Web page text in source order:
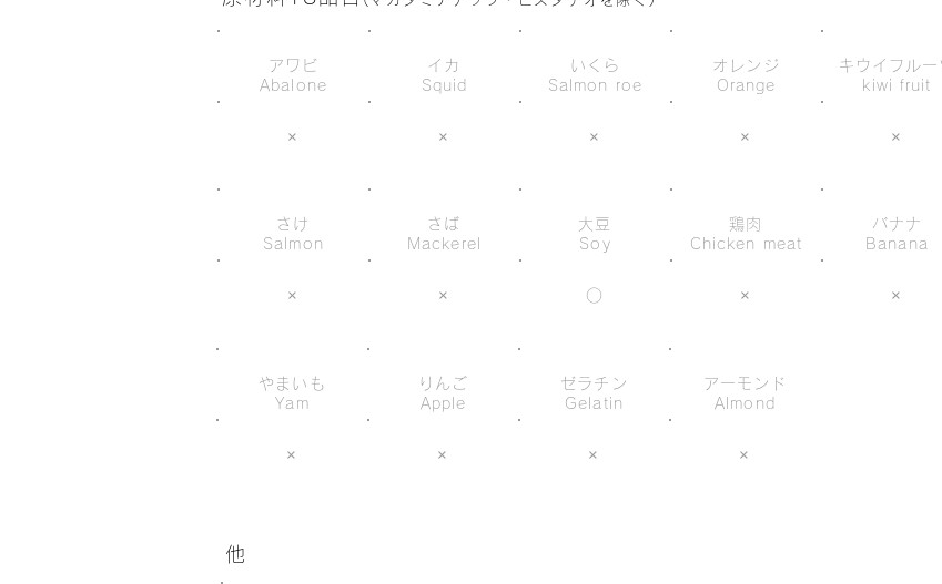
Abalone
アワビ
×
Squid
イカ
×
Salmon roe
いくら
×
Orange
オレンジ
×
kiwi fruit
キウイフルー
×
Salmon
さけ
×
Mackerel
さば
×
Soy
大豆
○
Chicken meat
鶏肉
×
Banana
バナナ
×
Yam
やまいも
×
Apple
りんご
×
Gelatin
ゼラチン
×
Almond
アーモンド
×
他